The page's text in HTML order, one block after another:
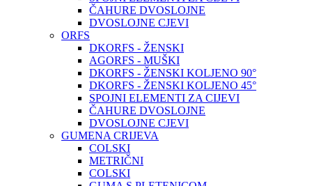
ČAHURE DVOSLOJNE
DVOSLOJNE CJEVI
ORFS
DKORFS - ŽENSKI
AGORFS - MUŠKI
DKORFS - ŽENSKI KOLJENO 90°
DKORFS - ŽENSKI KOLJENO 45°
SPOJNI ELEMENTI ZA CIJEVI
ČAHURE DVOSLOJNE
DVOSLOJNE CJEVI
GUMENA CRIJEVA
COLSKI
METRIČNI
COLSKI